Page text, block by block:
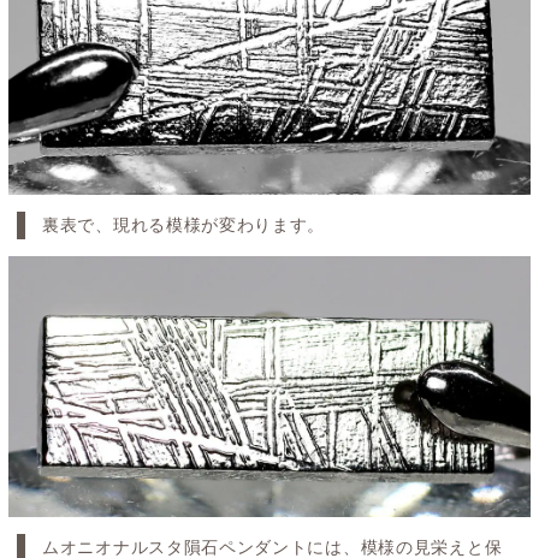
裏表で、現れる模様が変わります。
ムオニオナルスタ隕石ペンダントには、模様の見栄えと保